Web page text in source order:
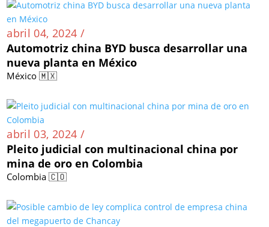
abril 04, 2024 /
Automotriz china BYD busca desarrollar una
nueva planta en México
México 🇲🇽
abril 03, 2024 /
Pleito judicial con multinacional china por
mina de oro en Colombia
Colombia 🇨🇴